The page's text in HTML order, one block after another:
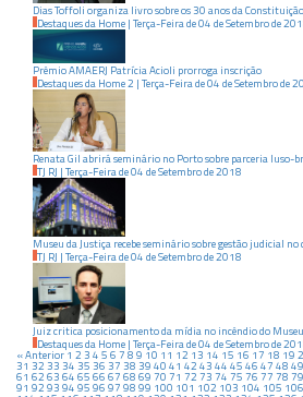
Dias Toffoli organiza livro sobre os 30 anos da
Destaques da Home | Terça-Feirade04 deSetembrode
Prêmio AMAERJ Patrícia Acioli prorroga inscrição
Destaques da Home 2 | Terça-Feirade04 deSetembrode
Renata Gil abrirá seminário no Porto sobre parceria luso-
TJ RJ | Terça-Feirade04 deSetembrode2018
Museu da Justiça recebe seminário sobre gestão judicial no
TJ RJ | Terça-Feirade04 deSetembrode2018
Juiz critica posicionamento da mídia no incêndio do
Destaques da Home | Terça-Feirade04 deSetembrode
« Anterior 1 2 3 4 5 6 7 8 9 10 11 12 13 14 15 16 17 18 19
31 32 33 34 35 36 37 38 39 40 41 42 43 44 45 46 47 48 49
61 62 63 64 65 66 67 68 69 70 71 72 73 74 75 76 77 78 79
91 92 93 94 95 96 97 98 99 100 101 102 103 104 105 106